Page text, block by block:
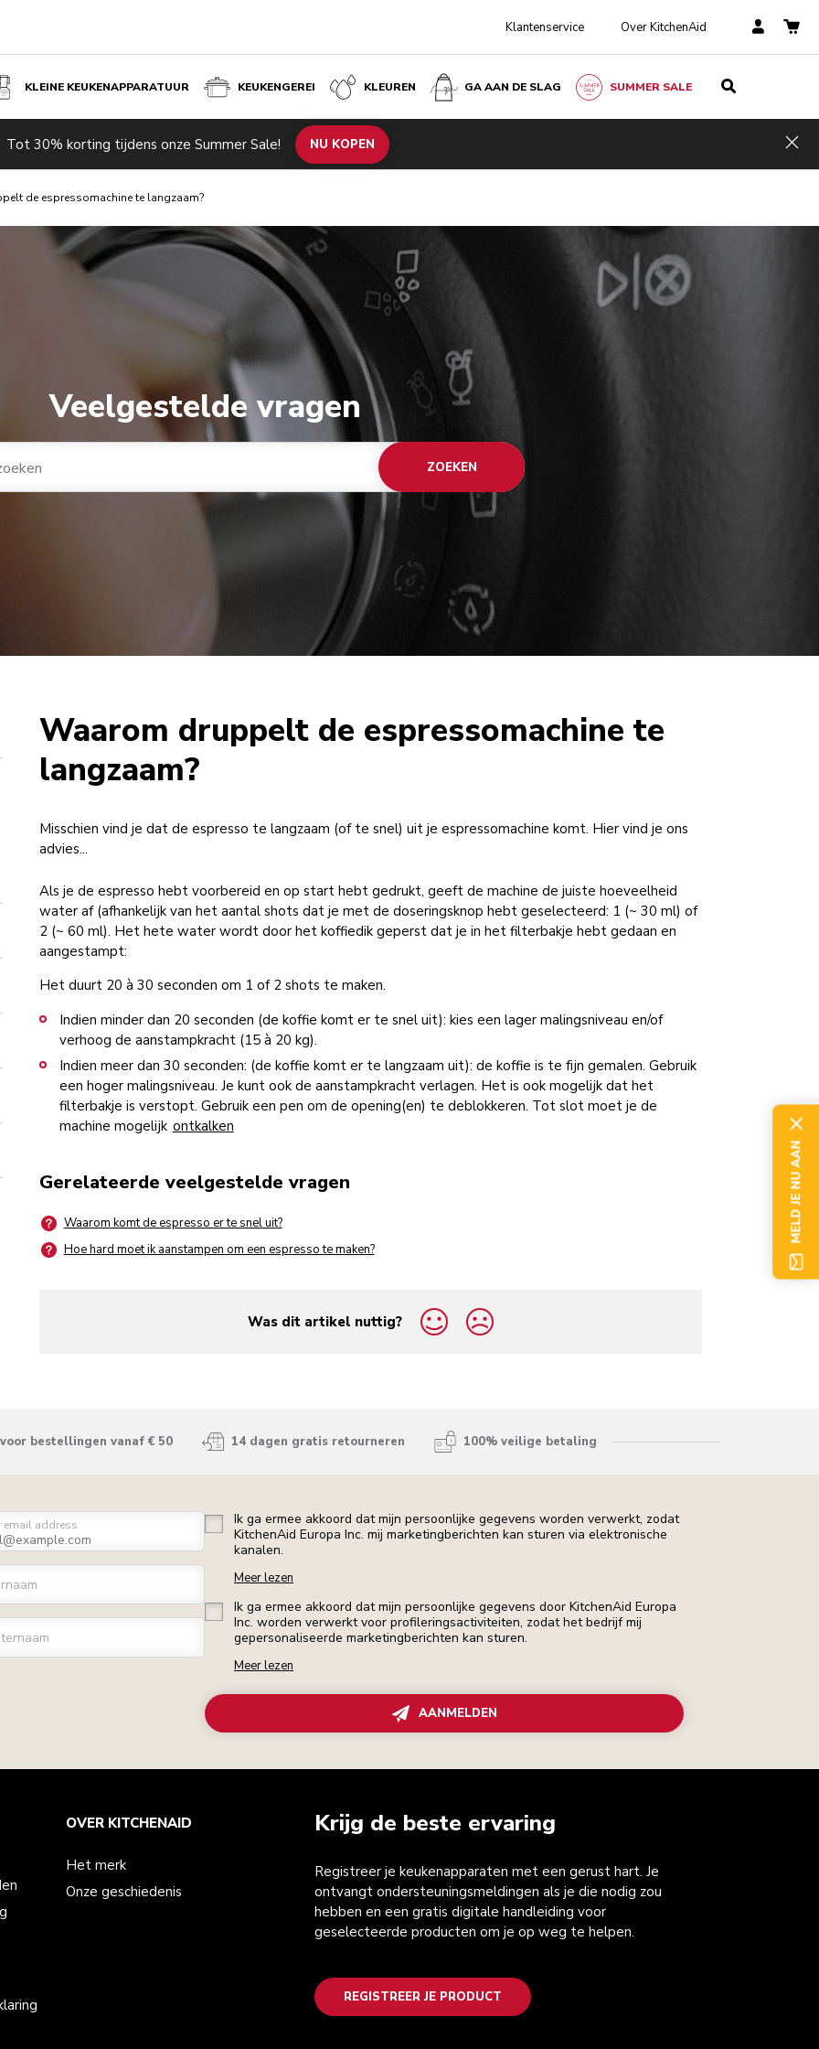
Klantenservice Over KitchenAid
KLEINE KEUKENAPPARATUUR KEUKENGEREI KLEUREN GA AAN DE SLAG SUMMER SALE
Tot 30% korting tijdens onze Summer Sale! NU KOPEN
de espressomachine te langzaam?
Veelgestelde vragen
ZOEKEN
Waarom druppelt de espressomachine te
langzaam?
Misschien vind je dat de espresso te langzaam (of te snel) uit je espressomachine komt. Hier vind je ons
advies...
Als je de espresso hebt voorbereid en op start hebt gedrukt, geeft de machine de juiste hoeveelheid
water af (afhankelijk van het aantal shots dat je met de doseringsknop hebt geselecteerd: 1 (~ 30 ml) of
2 (~ 60 ml). Het hete water wordt door het koffiedik geperst dat je in het filterbakje hebt gedaan en
aangestampt:
Het duurt 20 à 30 seconden om 1 of 2 shots te maken.
Indien minder dan 20 seconden (de koffie komt er te snel uit): kies een lager malingsniveau en/of
verhoog de aanstampkracht (15 à 20 kg).
Indien meer dan 30 seconden: (de koffie komt er te langzaam uit): de koffie is te fijn gemalen. Gebruik
een hoger malingsniveau. Je kunt ook de aanstampkracht verlagen. Het is ook mogelijk dat het
filterbakje is verstopt. Gebruik een pen om de opening(en) te deblokkeren. Tot slot moet je de
machine mogelijk ontkalken
Gerelateerde veelgestelde vragen
Waarom komt de espresso er te snel uit?
Hoe hard moet ik aanstampen om een espresso te maken?
Was dit artikel nuttig?
yes
no
bestellingen vanaf € 50 14 dagen gratis retourneren 100% veilige betaling
email address
Ik ga ermee akkoord dat mijn persoonlijke gegevens worden verwerkt, zodat
KitchenAid Europa Inc. mij marketingberichten kan sturen via elektronische
kanalen.
Meer lezen
Ik ga ermee akkoord dat mijn persoonlijke gegevens door KitchenAid Europa
Inc. worden verwerkt voor profileringsactiviteiten, zodat het bedrijf mij
gepersonaliseerde marketingberichten kan sturen.
Meer lezen
AANMELDEN
Krijg de beste ervaring
Registreer je keukenapparaten met een gerust hart. Je
ontvangt ondersteuningsmeldingen als je die nodig zou
hebben en een gratis digitale handleiding voor
geselecteerde producten om je op weg te helpen.
REGISTREER JE PRODUCT
OVER KITCHENAID
Het merk
Onze geschiedenis
MELD JE NU AAN